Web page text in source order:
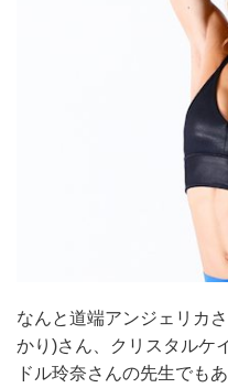
なんと道端アンジェリカ
かり)さん、クリスタルケ
ドル玲奈さんの先生でも